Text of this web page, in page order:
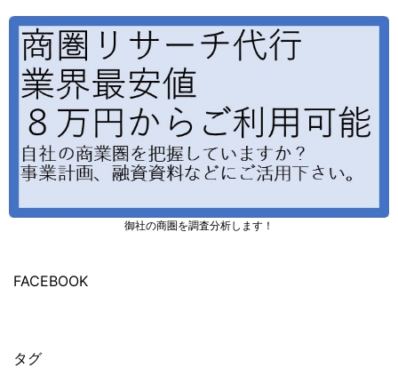
御社の商圏を調査分析します！
FACEBOOK
タグ